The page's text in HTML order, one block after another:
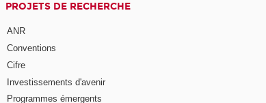
PROJETS DE RECHERCHE
ANR
Conventions
Cifre
Investissements d'avenir
Programmes émergents